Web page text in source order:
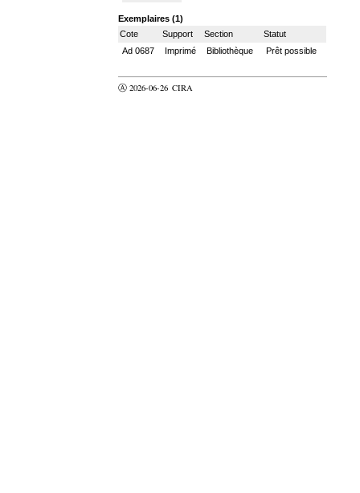
Exemplaires (1)
Cote
Support Section
Statut
Ad 0687
Imprimé Bibliothèque Prêt possible
Ⓐ 2026-06-26 CIRA